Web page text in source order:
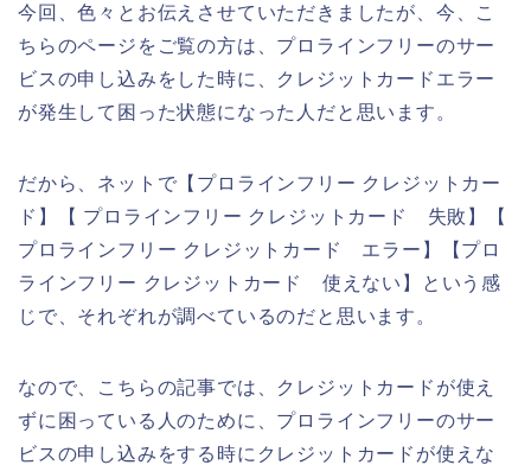
今回、色々とお伝えさせていただきましたが、今、こ
ちらのページをご覧の方は、プロラインフリーのサー
ビスの申し込みをした時に、クレジットカードエラー
が発生して困った状態になった人だと思います。
だから、ネットで【プロラインフリー クレジットカー
ド】【 プロラインフリー クレジットカード 失敗】【
プロラインフリー クレジットカード エラー】【プロ
ラインフリー クレジットカード 使えない】という感
じで、それぞれが調べているのだと思います。
なので、こちらの記事では、クレジットカードが使え
ずに困っている人のために、プロラインフリーのサー
ビスの申し込みをする時にクレジットカードが使えな